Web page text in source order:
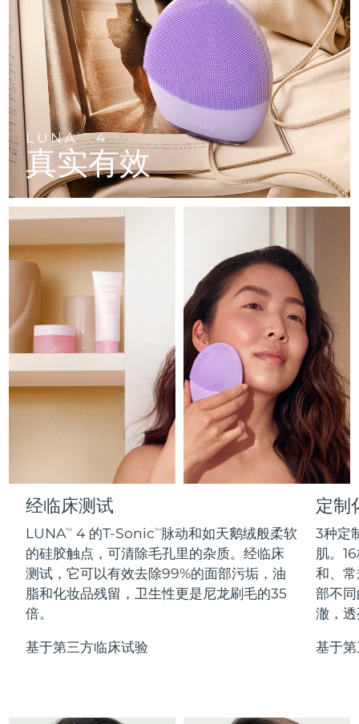
LUNATM4
真实有效
经临床测试
LUNATM 4 的T-SonicTM脉动和如天鹅绒般柔软
的硅胶触点，可清除毛孔里的杂质。经临床
测试，它可以有效去除99%的面部污垢，油
脂和化妆品残留，卫生性更是尼龙刷毛的35
倍。
基于第三方临床试验
定制
3种定
肌。
和、
部不
澈，
基于
LUNA™ 4 mini
For young skin, T-zone
LUNA™ 4 go
For travel or gym bag
LUNA™ 护肤
Premium cleansers & balm
LUNA™ 设备
All facial cleansing devices
面部提拉护理
Premium anti-aging skincare
BEAR™ 设备
All premium facelift devices
UFO™ 3 mini
Red light therapy device for young skin
UFO™ 3 go
Portable red light therapy
面膜
Rejuvenation & hydration
UFO™ 设备
All deep facial hydration devices
issa™ 4 smile
Hybrid silicone sonic toothbrush
issa™ 4 baby
For ages 0-3
issa™ Teeth Whitening Set
ISSA™ 设备
All silicone sonic toothbrushes
FAQ™ 101
Clinical anti-aging
FAQ™ 102
Advanced clinical anti-aging
FAQ™ 103
Luxurious clinical anti-aging set
FAQ™ P1 Primer
Manuka honey primer
FAQ™护肤品
All FAQ™ skincare
FAQ™产品
All anti-aging treatments
FAQ™ 201
LED mask
FAQ™ 202
LED mask
FAQ™ 211
Anti-aging neck & décolleté LED mask
FAQ™ 221
Anti-aging LED hand mask
FAQ™护肤品
All FAQ™ skincare
FAQ™产品
All LED treatments
生发
FAQ™ 301
LED hair strengthening scalp massager
FAQ™ Scalp Serum
Scalp recovery probiotic serum
FAQ™护肤品
All FAQ™ skincare
FAQ™产品
All hair treatments
肌肤年轻化
NEW
FAQ™ 501
Full-Spectrum Red Light Therapy
FAQ™ 502
Full-Spectrum Red Light Therapy
FAQ™ Red Light Serum
FAQ™ skincare
All FAQ™ skincare
FAQ™ products
All toning treatments
保健品
NEW
专业治疗
脱毛
PEACH™ 2 Pro Max
Professional IPL hair removal device
PEACH™ 2
IPL hair removal
PEACH™ 2 go
Travel-friendly IPL hair removal
PEACH™ Cooling Prep Gel
身体护理
BEAR™ 2 body
Microcurrent body toning
LUNA™ 4 body
Massaging body brush
SUPERCHARGED™ serum
Firming body serum
ESPADA™ 2 plus
Recurring acne LED therapy
ESPADA™ 2
Acne treatment device
ESPADA™ Blemish Solution
眼部护理
BEAR™ 2 eyes & lips
Microcurrent line smoothing device
IRIS™ 2
Rejuvenating eye massager
眼部护肤
毛孔护理
KIWI™ derma
Diamond microdermabrasion .
Blackhead remover
LUNA™ 4 hair
2-in-1 LED scalp massager
LED light hairbrush
牙齿美白
NEW
issa™ Teeth Whitening Set
Dual LED + sonic device & 18% PAP gel
issa™ Teeth Whitening Gel
更多的
中国 预计送达日期 ৮/৮/২৬
哥伦比亚 预计送达日期১২/৮/২৬
克罗地亚 预计送达日期৮/৮/২৬
塞浦路斯 预计送达日期৯/৮/২৬
捷克 预计送达日期
丹麦 预计送达日期৮/৮/২৬
芬兰 预计送达日期 ৮/৮/২৬
法国 预计送达日期৮/৮/২৬
法属波利尼西亚 预计送达日期 ১২/৮/২৬
德国 预计送达日期৮/৮/২৬
预计送达日期১২/৮/২৬
预计送达日期৮/৮/২৬
中国香港特别行政区 ৯/৮/২৬
匈牙利 预计送达日期 ৮/৮/২৬
冰岛 预计送达日期 ৯/৮/২৬
印度尼西亚 ৬/৮/২৬
爱尔兰 ৮/৮/২৬